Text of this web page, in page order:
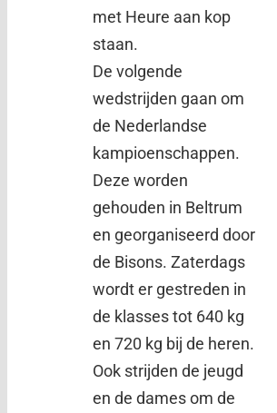
met Heure aan kop
staan.
De volgende
wedstrijden gaan om
de Nederlandse
kampioenschappen.
Deze worden
gehouden in Beltrum
en georganiseerd door
de Bisons. Zaterdags
wordt er gestreden in
de klasses tot 640 kg
en 720 kg bij de heren.
Ook strijden de jeugd
en de dames om de